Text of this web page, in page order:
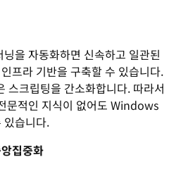
을 자동화하면 신속하고 일관된
프라 기반을 구축할 수 있습니다.
크립팅을 간소화합니다. 따라서
문적인 지식이 없어도 Windows
있습니다.
집중화